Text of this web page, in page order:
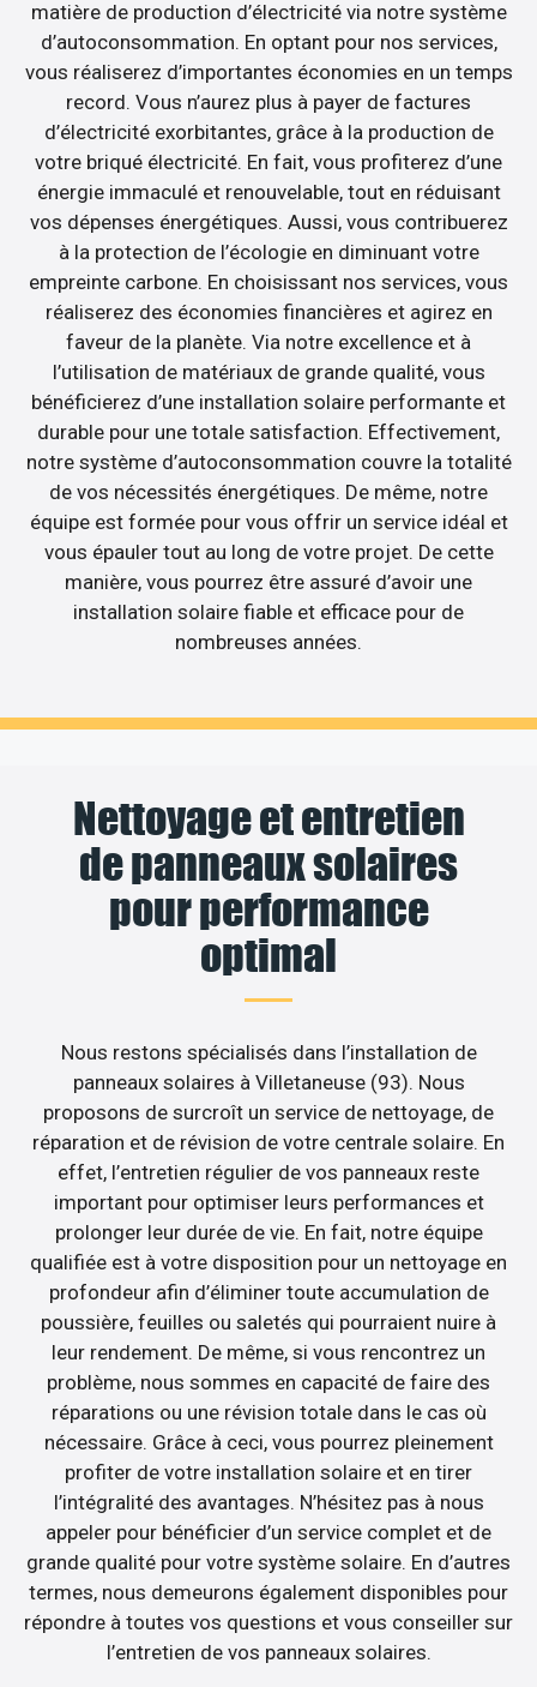
matière de production d’électricité via notre système
d’autoconsommation. En optant pour nos services,
vous réaliserez d’importantes économies en un temps
record. Vous n’aurez plus à payer de factures
d’électricité exorbitantes, grâce à la production de
votre briqué électricité. En fait, vous profiterez d’une
énergie immaculé et renouvelable, tout en réduisant
vos dépenses énergétiques. Aussi, vous contribuerez
à la protection de l’écologie en diminuant votre
empreinte carbone. En choisissant nos services, vous
réaliserez des économies financières et agirez en
faveur de la planète. Via notre excellence et à
l’utilisation de matériaux de grande qualité, vous
bénéficierez d’une installation solaire performante et
durable pour une totale satisfaction. Effectivement,
notre système d’autoconsommation couvre la totalité
de vos nécessités énergétiques. De même, notre
équipe est formée pour vous offrir un service idéal et
vous épauler tout au long de votre projet. De cette
manière, vous pourrez être assuré d’avoir une
installation solaire fiable et efficace pour de
nombreuses années.
Nettoyage et entretien
de panneaux solaires
pour performance
optimal
Nous restons spécialisés dans l’installation de
panneaux solaires à Villetaneuse (93). Nous
proposons de surcroît un service de nettoyage, de
réparation et de révision de votre centrale solaire. En
effet, l’entretien régulier de vos panneaux reste
important pour optimiser leurs performances et
prolonger leur durée de vie. En fait, notre équipe
qualifiée est à votre disposition pour un nettoyage en
profondeur afin d’éliminer toute accumulation de
poussière, feuilles ou saletés qui pourraient nuire à
leur rendement. De même, si vous rencontrez un
problème, nous sommes en capacité de faire des
réparations ou une révision totale dans le cas où
nécessaire. Grâce à ceci, vous pourrez pleinement
profiter de votre installation solaire et en tirer
l’intégralité des avantages. N’hésitez pas à nous
appeler pour bénéficier d’un service complet et de
grande qualité pour votre système solaire. En d’autres
termes, nous demeurons également disponibles pour
répondre à toutes vos questions et vous conseiller sur
l’entretien de vos panneaux solaires.